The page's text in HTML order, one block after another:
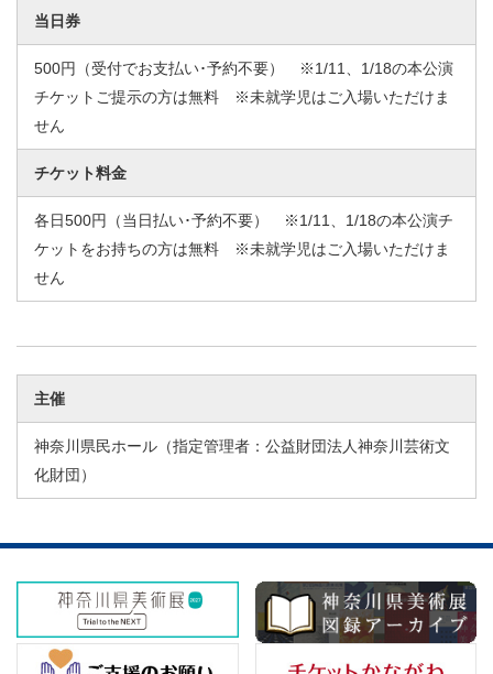
当日券
500円（受付でお支払い･予約不要） ※1/11、1/18の本公演
チケットご提示の方は無料 ※未就学児はご入場いただけま
せん
チケット料金
各日500円（当日払い･予約不要） ※1/11、1/18の本公演チ
ケットをお持ちの方は無料 ※未就学児はご入場いただけま
せん
主催
神奈川県民ホール（指定管理者：公益財団法人神奈川芸術文
化財団）